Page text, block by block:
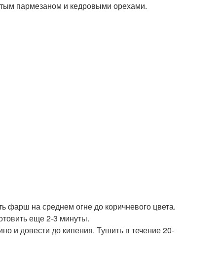
пармезаном и кедровыми орехами.
фарш на среднем огне до коричневого цвета.
еще 2-3 минуты.
и довести до кипения. Тушить в течение 20-